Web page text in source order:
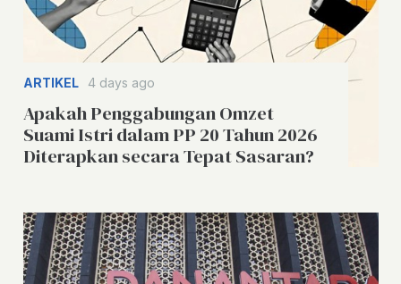
ARTIKEL 4 days ago
Apakah Penggabungan Omzet
Suami Istri dalam PP 20 Tahun 2026
Diterapkan secara Tepat Sasaran?